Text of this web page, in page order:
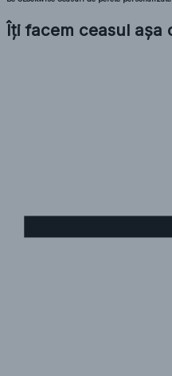
Îți facem ceasul așa